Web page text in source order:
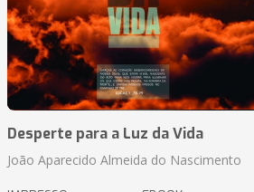
Desperte para a Luz da Vida
João Aparecido Almeida do Nascimento